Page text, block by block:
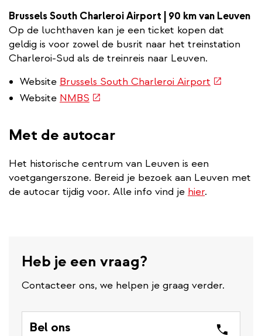
Brussels South Charleroi Airport | 90 km van Leuven
Op de luchthaven kan je een ticket kopen dat
geldig is voor zowel de busrit naar het treinstation
Charleroi-Sud als de treinreis naar Leuven.
Website Brussels South Charleroi Airport (externe
Website NMBS (externe
Met de autocar
Het historische centrum van Leuven is een
voetgangerszone. Bereid je bezoek aan Leuven met
de autocar tijdig voor. Alle info vind je hier.
Heb je een vraag?
Contacteer ons, we helpen je graag verder.
Bel ons